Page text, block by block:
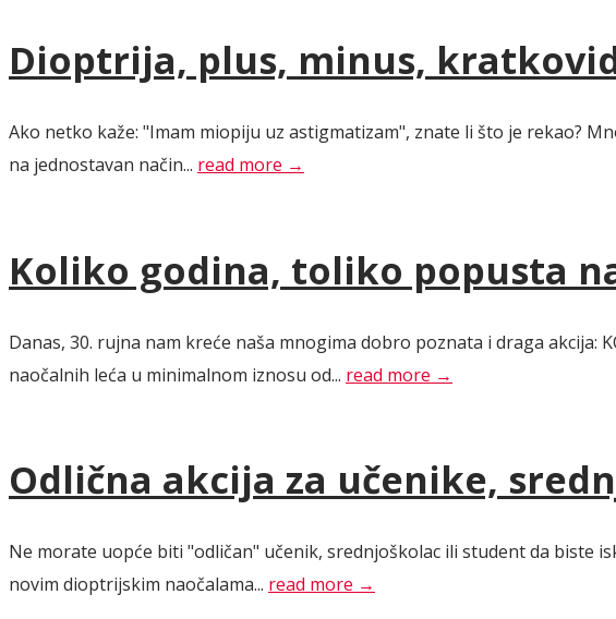
Dioptrija, plus, minus,
Ako netko kaže: "Imam miopiju uz astigmatizam", znate li što je rekao?
na jednostavan način... read more →
Koliko godina, toliko popusta
Danas, 30. rujna nam kreće naša mnogima dobro poznata i draga akcija:
naočalnih leća u minimalnom iznosu od... read more →
Odlična akcija za učenike,
Ne morate uopće biti "odličan" učenik, srednjoškolac ili student da biste
novim dioptrijskim naočalama... read more →